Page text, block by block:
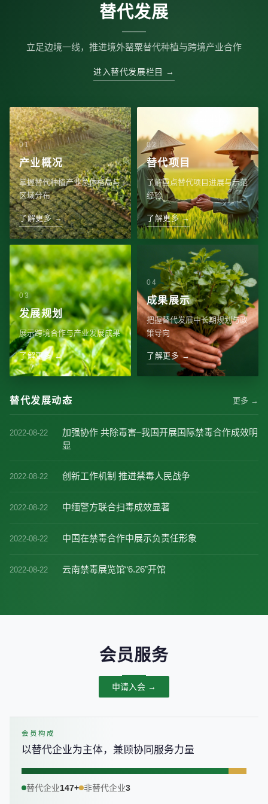
替代发展
立足边境一线，推进境外罂粟替代种植与跨境产业合作
进入替代发展栏目 →
产业概况
掌握替代种植产业总体格局与
区域分布
了解更多 →
替代项目
了解重点替代项目进展与示范
经验
了解更多 →
发展规划
展示跨境合作与产业发展成果
了解更多 →
成果展示
把握替代发展中长期规划与政
策导向
了解更多 →
替代发展动态 更多 →
2022-08-22
加强协作 共除毒害–我国开展国际禁毒合作成效明
显
2022-08-22 创新工作机制 推进禁毒人民战争
2022-08-22 中缅警方联合扫毒成效显著
2022-08-22 中国在禁毒合作中展示负责任形象
2022-08-22 云南禁毒展览馆“6.26”开馆
会员服务
申请入会 →
会员构成
以替代企业为主体，兼顾协同服务力量
替代企业147+ 非替代企业3